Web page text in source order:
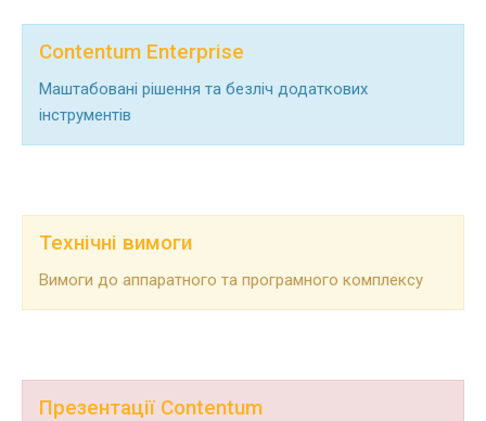
Contentum Enterprise
Маштабовані рішення та безліч додаткових
інструментів
Технічні вимоги
Вимоги до аппаратного та програмного комплексу
Презентації Contentum